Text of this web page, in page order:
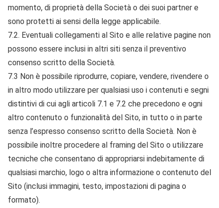
momento, di proprietà della Società o dei suoi partner e
sono protetti ai sensi della legge applicabile.
7.2. Eventuali collegamenti al Sito e alle relative pagine non
possono essere inclusi in altri siti senza il preventivo
consenso scritto della Società.
7.3 Non è possibile riprodurre, copiare, vendere, rivendere o
in altro modo utilizzare per qualsiasi uso i contenuti e segni
distintivi di cui agli articoli 7.1 e 7.2 che precedono e ogni
altro contenuto o funzionalità del Sito, in tutto o in parte
senza l’espresso consenso scritto della Società. Non è
possibile inoltre procedere al framing del Sito o utilizzare
tecniche che consentano di appropriarsi indebitamente di
qualsiasi marchio, logo o altra informazione o contenuto del
Sito (inclusi immagini, testo, impostazioni di pagina o
formato).